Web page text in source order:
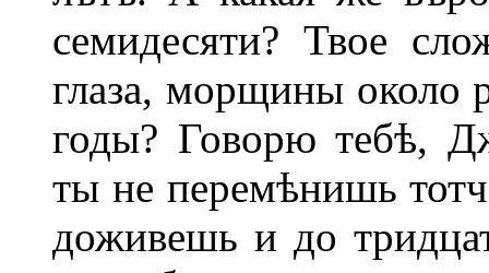
семидесяти? Твое
глаза, морщины около
годы? Говорю тебѣ,
ты не перемѣнишь
доживешь и до